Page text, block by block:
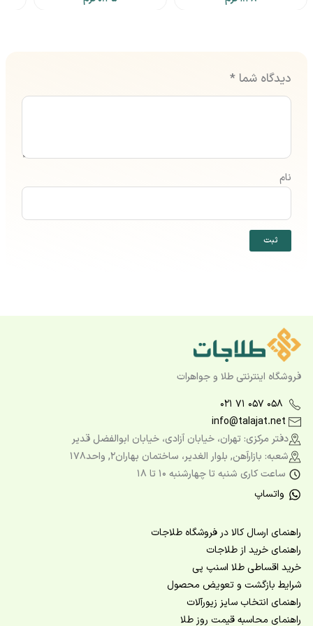
دیدگاه شما *
نام
فروشگاه اینترنتی طلا و جواهرات
۰۲۱ ۷۱ ۰۵۷ ۰۵۸
info@talajat.net
دفتر مرکزی: تهران، خیابان آزادی، خیابان ابوالفضل قدیر
شعبه: بازارآهن, بلوار الغدیر، ساختمان بهاران2, واحد178
ساعت کاری شنبه تا چهارشنبه ۱۰ تا ۱۸
واتساپ
راهنمای ارسال کالا در فروشگاه طلاجات
راهنمای خرید از طلاجات
خرید اقساطی طلا اسنپ پی
شرایط بازگشت و تعویض محصول
راهنمای انتخاب سایز زیورآلات
راهنمای محاسبه قیمت روز طلا